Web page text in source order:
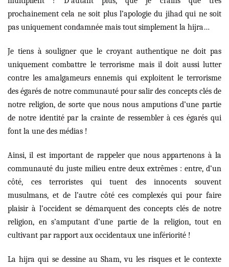
prochainement cela ne soit plus l’apologie du jihad qui ne soit
pas uniquement condamnée mais tout simplement la hijra…
Je tiens à souligner que le croyant authentique ne doit pas
uniquement combattre le terrorisme mais il doit aussi lutter
contre les amalgameurs ennemis qui exploitent le terrorisme
des égarés de notre communauté pour salir des concepts clés de
notre religion, de sorte que nous nous amputions d’une partie
de notre identité par la crainte de ressembler à ces égarés qui
font la une des médias !
Ainsi, il est important de rappeler que nous appartenons à la
communauté du juste milieu entre deux extrêmes : entre, d’un
côté, ces terroristes qui tuent des innocents souvent
musulmans, et de l’autre côté ces complexés qui pour faire
plaisir à l’occident se démarquent des concepts clés de notre
religion, en s’amputant d’une partie de la religion, tout en
cultivant par rapport aux occidentaux une infériorité !
La hijra qui se dessine au Sham, vu les risques et le contexte